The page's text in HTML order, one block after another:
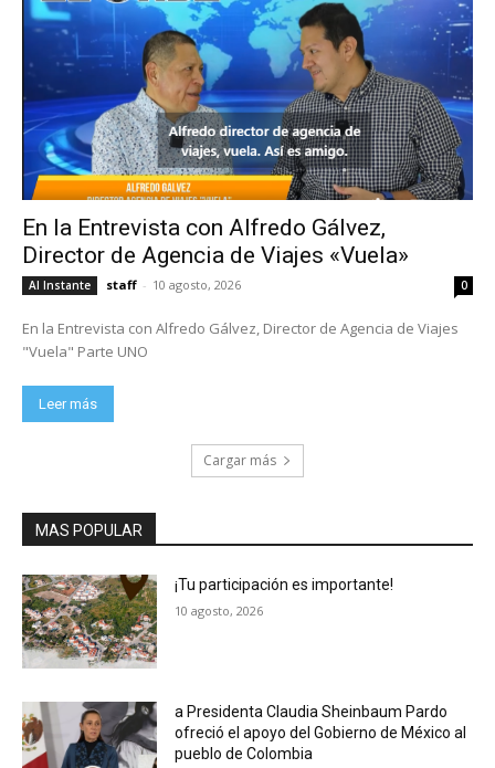
En la Entrevista con Alfredo Gálvez,
Director de Agencia de Viajes «Vuela»
Al Instante staff - 10 agosto, 2026 0
En la Entrevista con Alfredo Gálvez, Director de Agencia de Viajes
"Vuela" Parte UNO
Leer más
Cargar más
MAS POPULAR
¡Tu participación es importante!
10 agosto, 2026
a Presidenta Claudia Sheinbaum Pardo
ofreció el apoyo del Gobierno de México al
pueblo de Colombia